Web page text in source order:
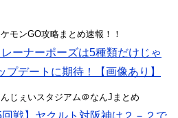
モンGO攻略まとめ速報！！
レーナーポーズは5種類だけじゃ
プデートに期待！【画像あり】
じぇいスタジアム＠なんJまとめ
回戦】ヤクルト対阪神は２－２で